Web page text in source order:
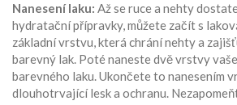
Nanesení laku: Až se ruce a nehty
hydratační přípravky, můžete začít s
základní vrstvu, která chrání nehty a
barevný lak. Poté naneste dvě vrstvy
barevného laku. Ukončete to nanesením
dlouhotrvající lesk a ochranu.